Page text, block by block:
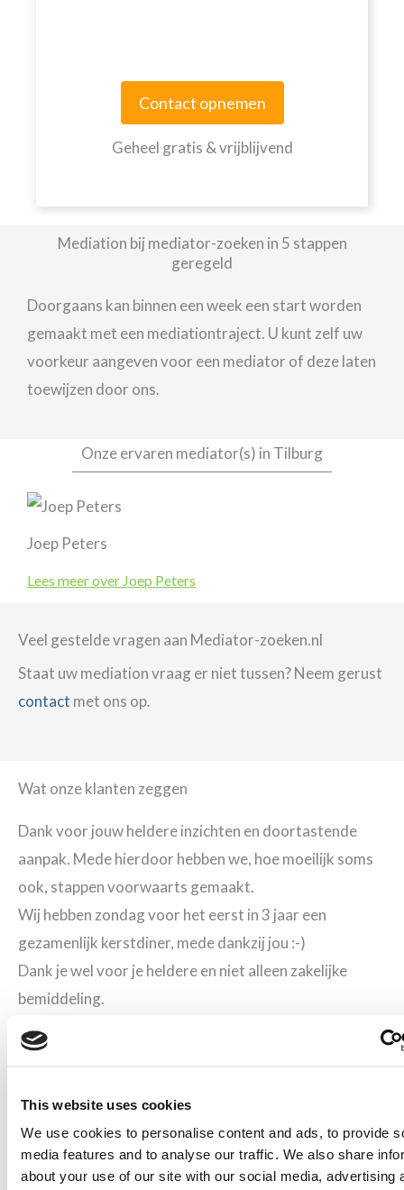
This website uses cookies
We use cookies to personalise content and ads, to provide
media features and to analyse our traffic. We also share
about your use of our site with our social media, advertising
Contact opnemen
Geheel gratis & vrijblijvend
Mediation bij mediator-zoeken in 5 stappen
geregeld
Doorgaans kan binnen een week een start worden
gemaakt met een mediationtraject. U kunt zelf uw
voorkeur aangeven voor een mediator of deze laten
toewijzen door ons.
Onze ervaren mediator(s) in Tilburg
Joep Peters
Lees meer over Joep Peters
Veel gestelde vragen aan Mediator-zoeken.nl
Staat uw mediation vraag er niet tussen? Neem gerust
contact met ons op.
Wat onze klanten zeggen
Dank voor jouw heldere inzichten en doortastende
aanpak. Mede hierdoor hebben we, hoe moeilijk soms
ook, stappen voorwaarts gemaakt.
Wij hebben zondag voor het eerst in 3 jaar een
gezamenlijk kerstdiner, mede dankzij jou :-)
Dank je wel voor je heldere en niet alleen zakelijke
bemiddeling.
Hierbij willen wij jou hartelijk bedanken voor jouw
bijdrage in het arbeidsmediation proces.
voor een aanbeveling of iets anders, schroom niet, dat
doen we graag voor je.
Erg goede begeleiding gehad tijdens onze scheiding. Er